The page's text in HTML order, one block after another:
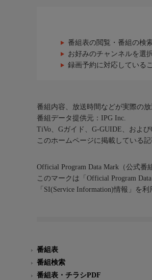
番組表の閲覧・番組の検
お好みのチャンネルを選
録画予約に対応している
番組内容、放送時間などが実際の
番組データ提供元：IPG Inc.
TiVo、Gガイド、G-GUIDE、およ
このホームページに掲載している
Official Program Data Mark（公式番
このマークは「Official Program
「SI(Service Information)情報」を
番組表
番組検索
番組表・チラシPDF